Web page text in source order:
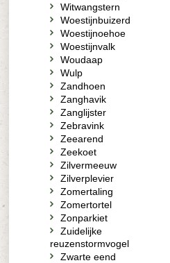
Witwangstern
Woestijnbuizerd
Woestijnoehoe
Woestijnvalk
Woudaap
Wulp
Zandhoen
Zanghavik
Zanglijster
Zebravink
Zeearend
Zeekoet
Zilvermeeuw
Zilverplevier
Zomertaling
Zomertortel
Zonparkiet
Zuidelijke
reuzenstormvogel
Zwarte eend